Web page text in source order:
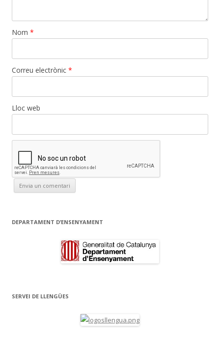
Nom *
Correu electrònic *
Lloc web
DEPARTAMENT D’ENSENYAMENT
SERVEI DE LLENGÜES